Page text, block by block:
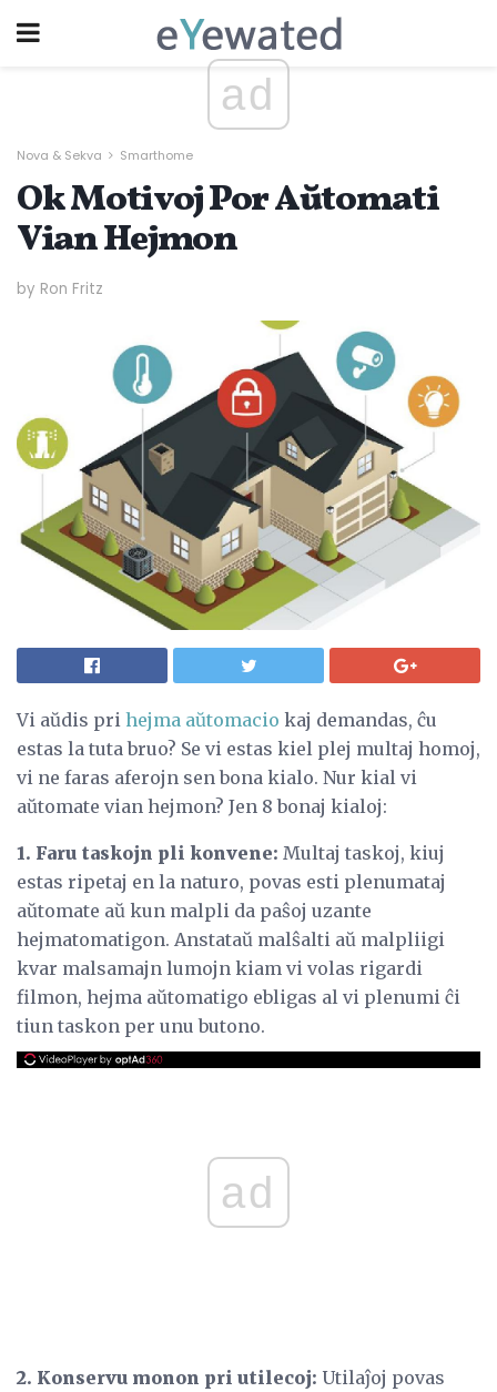
ad
Nova & Sekva Smarthome
Ok Motivoj Por Aŭtomati
Vian Hejmon
by Ron Fritz
Vi aŭdis pri hejma aŭtomacio kaj demandas, ĉu
estas la tuta bruo? Se vi estas kiel plej multaj homoj,
vi ne faras aferojn sen bona kialo. Nur kial vi
aŭtomate vian hejmon? Jen 8 bonaj kialoj:
1. Faru taskojn pli konvene: Multaj taskoj, kiuj
estas ripetaj en la naturo, povas esti plenumataj
aŭtomate aŭ kun malpli da paŝoj uzante
hejmatomatigon. Anstataŭ malŝalti aŭ malpliigi
kvar malsamajn lumojn kiam vi volas rigardi
filmon, hejma aŭtomatigo ebligas al vi plenumi ĉi
tiun taskon per unu butono.
ad
2. Konservu monon pri utilecoj: Utilaĵoj povas